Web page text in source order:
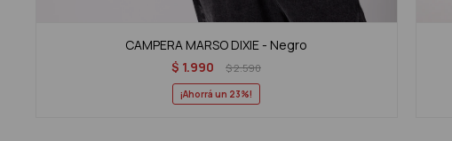
CAMPERA MARSO DIXIE - Negro
$ 1.990 $2.590
23